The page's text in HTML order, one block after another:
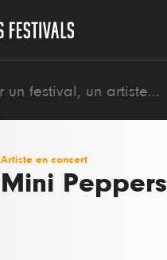
Artiste en concert
Mini Peppers